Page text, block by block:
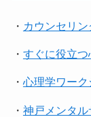
・ カウンセリ
・ すぐに役立
・ 心理学ワー
・ 神戸メンタル